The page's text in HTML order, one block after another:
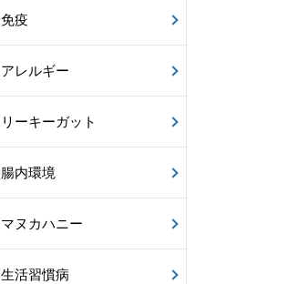
免疫
アレルギー
リーキーガット
腸内環境
マヌカハニー
生活習慣病